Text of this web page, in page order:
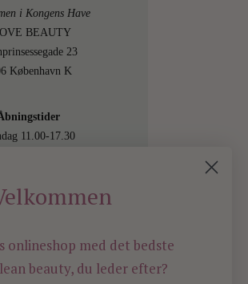
i Kongens Have
BEAUTY
23
København K
11.00-17.30
11.00-17.30
os også online på
onlineshop med det bedste
beauty, du leder efter?